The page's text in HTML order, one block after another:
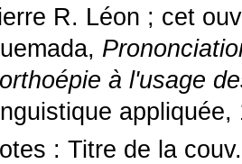
R. Léon ; cet
à l'usage
: Titre de la